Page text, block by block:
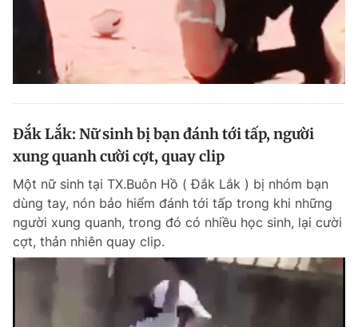
Sản phẩm khác
Tiện ích Bạn cần biết
Thông tin tòa soạn Liên hệ quảng cáo
Đọc Thanh Niên trên điện thoại
Đắk Lắk: Nữ sinh bị bạn đánh tới tấp, người
xung quanh cười cợt, quay clip
Một nữ sinh tại TX.Buôn Hồ ( Đắk Lắk ) bị nhóm bạn
dùng tay, nón bảo hiểm đánh tới tấp trong khi những
người xung quanh, trong đó có nhiều học sinh, lại cười
cợt, thản nhiên quay clip.